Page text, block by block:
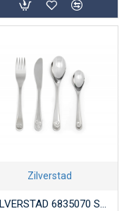
Zilverstad
ZILVERSTAD 6835070 STALEN KINDERBESTEK 4-DELIG NATUURVRIENDJES